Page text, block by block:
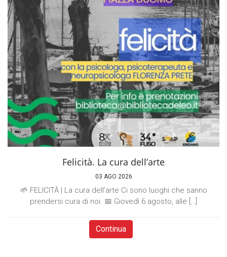
Felicità. La cura dell’arte
03 AGO 2026
🌱 FELICITÀ | La cura dell’arte Ci sono luoghi che sanno
prendersi cura di noi. 📅 Giovedì 6 agosto, alle […]
Continua